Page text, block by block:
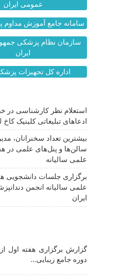
عمومی ایران
سامانه جامع آموزش
سازمان نظام پزشکی
ایران
اداره کل تجهیزات
استعلام نظر کارشناسی
ادعاهای تبلیغاتی کلینیک کاخ
بیشترین تعداد سخنرانان،
سالن‌ها و پنل‌های علمی در
علمی سالیانه
برگزاری جلسات دانشجویی
علمی سالیانه انجمن
ایران
گزارش برگزاری هفته اول
دوره جامع زیبایی...